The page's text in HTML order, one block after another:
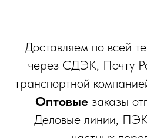
Доставляем по всей
через СДЭК, Почту
транспортной
Оптовые заказы
Деловые линии,